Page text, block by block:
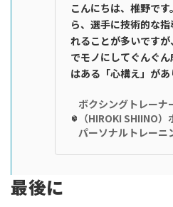
こんにちは、椎野で
ら、選手に技術的な
れることが多いです
でモノにしてぐんぐ
はある「心構え」が
ボクシングトレーナ
（HIROKI SHIINO
パーソナルトレーニ
最後に